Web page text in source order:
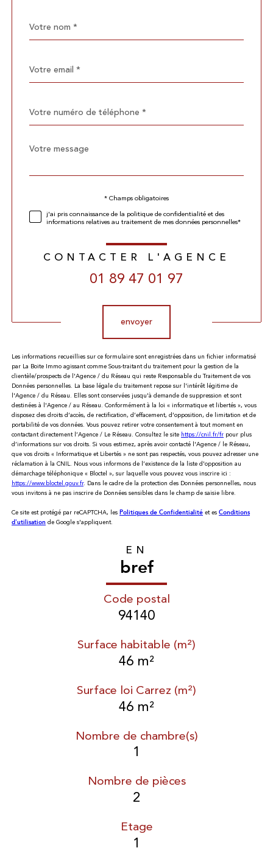
Fieldset
par
*
*
*
Fieldset
défaut
Message
*
* Champs obligatoires
j'ai pris connaissance de la politique de confidentialité et des
informations relatives au traitement de mes données personnelles*
CONTACTER L'AGENCE
01 89 47 01 97
envoyer
Les informations recueillies sur ce formulaire sont enregistrées dans un fichier informatisé
par La Boite Immo agissant comme Sous-traitant du traitement pour la gestion de la
clientèle/prospects de l'Agence / du Réseau qui reste Responsable du Traitement de vos
Données personnelles. La base légale du traitement repose sur l'intérêt légitime de
l'Agence / du Réseau. Elles sont conservées jusqu'à demande de suppression et sont
destinées à l'Agence / au Réseau. Conformément à la loi « informatique et libertés », vous
disposez des droits d’accès, de rectification, d’effacement, d’opposition, de limitation et de
portabilité de vos données. Vous pouvez retirer votre consentement à tout moment en
contactant directement l’Agence / Le Réseau. Consultez le site https://cnil.fr/fr pour plus
d’informations sur vos droits. Si vous estimez, après avoir contacté l'Agence / le Réseau,
que vos droits « Informatique et Libertés » ne sont pas respectés, vous pouvez adresser une
réclamation à la CNIL. Nous vous informons de l’existence de la liste d'opposition au
démarchage téléphonique « Bloctel », sur laquelle vous pouvez vous inscrire ici :
https://www.bloctel.gouv.fr. Dans le cadre de la protection des Données personnelles, nous
vous invitons à ne pas inscrire de Données sensibles dans le champ de saisie libre.
Ce site est protégé par reCAPTCHA, les Politiques de Confidentialité et es Conditions
d'utilisation de Google s'appliquent.
EN
bref
Code postal
94140
Surface habitable (m²)
46 m²
Surface loi Carrez (m²)
46 m²
Nombre de chambre(s)
1
Nombre de pièces
2
Etage
1